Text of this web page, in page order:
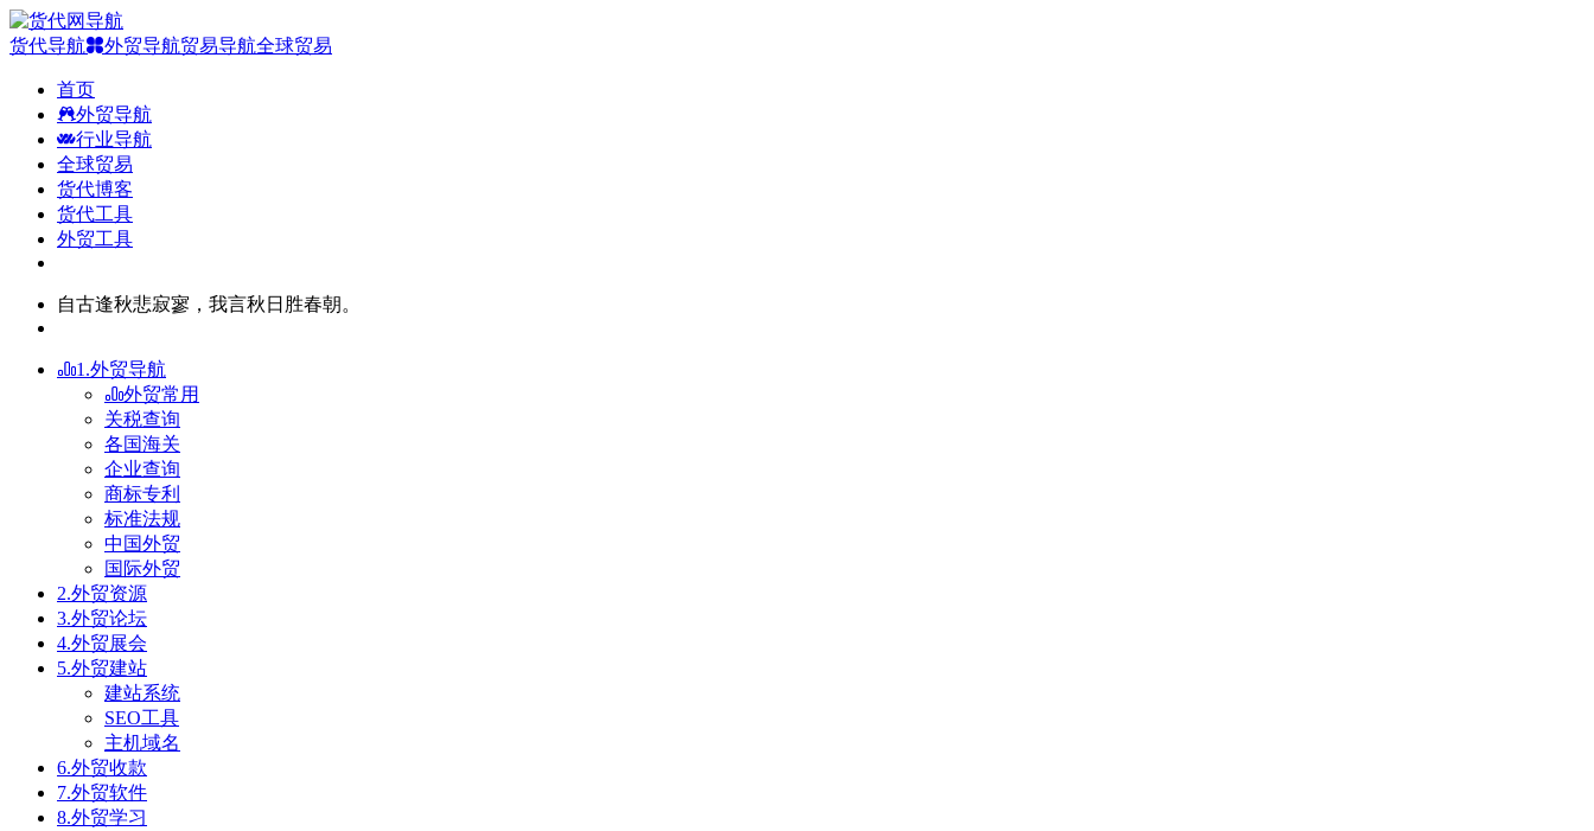
货代导航 外贸导航贸易导航全球贸易
首页
外贸导航
行业导航
全球贸易
货代博客
货代工具
外贸工具
自古逢秋悲寂寥，我言秋日胜春朝。
1.外贸导航
外贸常用
关税查询
各国海关
企业查询
商标专利
标准法规
中国外贸
国际外贸
2.外贸资源
3.外贸论坛
4.外贸展会
5.外贸建站
建站系统
SEO工具
主机域名
6.外贸收款
7.外贸软件
8.外贸学习